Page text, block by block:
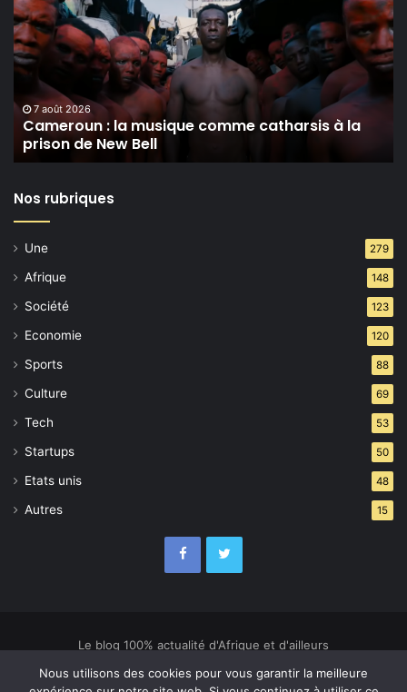
musique
comme
catharsis
à
prison
de
New
Bell
7 août 2026
Cameroun : la musique comme catharsis à la
prison de New Bell
Nos rubriques
Une 279
Afrique 148
Société 123
Economie 120
Sports 88
Culture 69
Tech 53
Startups 50
Etats unis 48
Autres 15
Le blog 100% actualité d'Afrique et d'ailleurs
Culture
Economie Société Sports Startups Tech
Nous utilisons des cookies pour vous garantir la meilleure